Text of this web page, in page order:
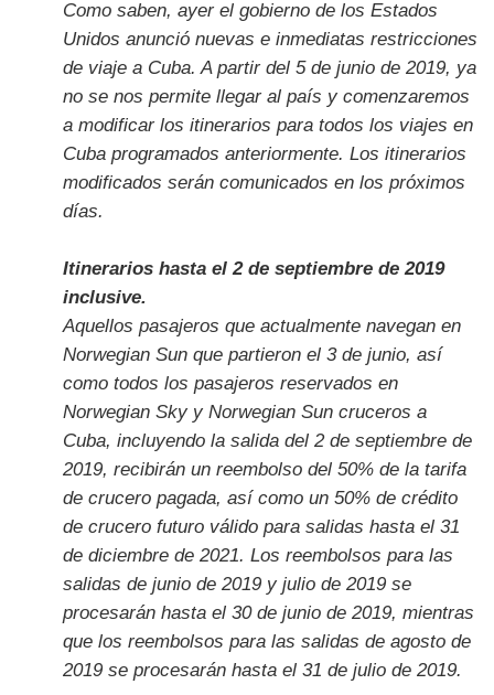
Como saben, ayer el gobierno de los Estados
Unidos anunció nuevas e inmediatas restricciones
de viaje a Cuba. A partir del 5 de junio de 2019, ya
no se nos permite llegar al país y comenzaremos
a modificar los itinerarios para todos los viajes en
Cuba programados anteriormente. Los itinerarios
modificados serán comunicados en los próximos
días.
Itinerarios hasta el 2 de septiembre de 2019
inclusive.
Aquellos pasajeros que actualmente navegan en
Norwegian Sun que partieron el 3 de junio, así
como todos los pasajeros reservados en
Norwegian Sky y Norwegian Sun cruceros a
Cuba, incluyendo la salida del 2 de septiembre de
2019, recibirán un reembolso del 50% de la tarifa
de crucero pagada, así como un 50% de crédito
de crucero futuro válido para salidas hasta el 31
de diciembre de 2021. Los reembolsos para las
salidas de junio de 2019 y julio de 2019 se
procesarán hasta el 30 de junio de 2019, mientras
que los reembolsos para las salidas de agosto de
2019 se procesarán hasta el 31 de julio de 2019.